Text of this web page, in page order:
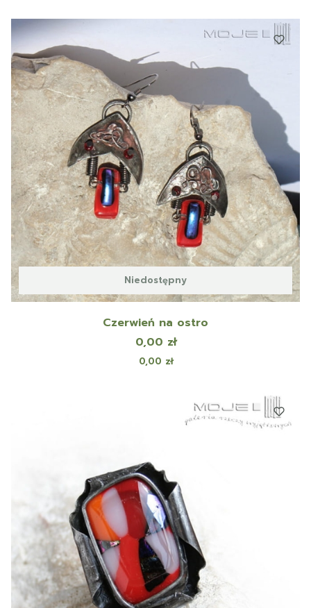
Niedostępny
Czerwień na ostro
Cena
0,00 zł
Cena
0,00 zł